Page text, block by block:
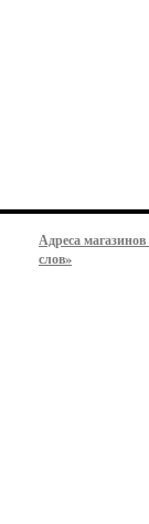
Адреса
слов»